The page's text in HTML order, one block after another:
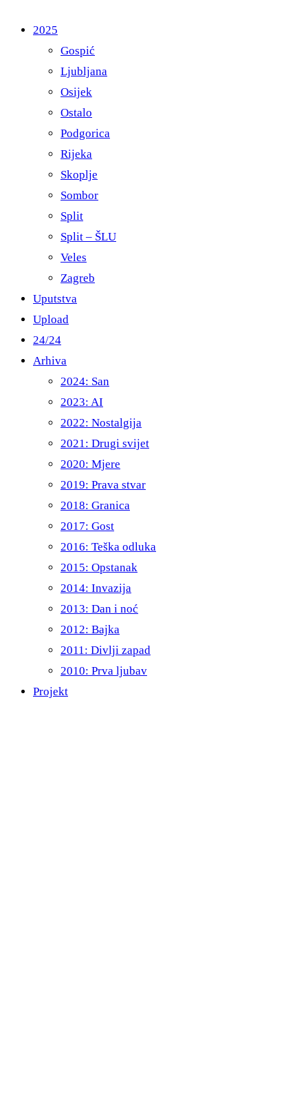
2025
Gospić
Ljubljana
Osijek
Ostalo
Podgorica
Rijeka
Skoplje
Sombor
Split
Split – ŠLU
Veles
Zagreb
Uputstva
Upload
24/24
Arhiva
2024: San
2023: AI
2022: Nostalgija
2021: Drugi svijet
2020: Mjere
2019: Prava stvar
2018: Granica
2017: Gost
2016: Teška odluka
2015: Opstanak
2014: Invazija
2013: Dan i noć
2012: Bajka
2011: Divlji zapad
2010: Prva ljubav
Projekt